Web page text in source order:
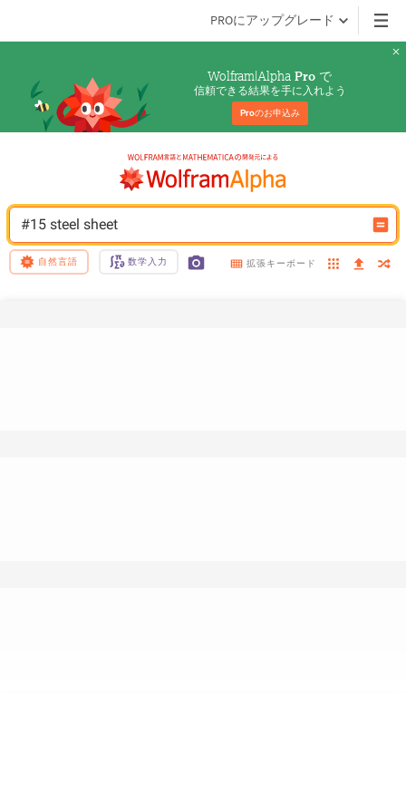
PROにアップグレード
Wolfram|Alpha Pro で
信頼できる結果を手に入れよう
Proのお申込み
#15 steel sheet
自然言語 数学入力 拡張キーボード